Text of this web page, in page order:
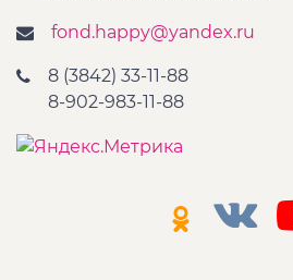
fond.happy@yandex.ru
8 (3842) 33-11-88
8-902-983-11-88